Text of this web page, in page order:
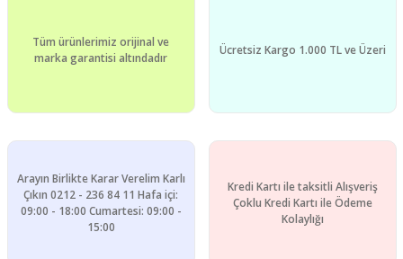
Tüm ürünlerimiz orijinal ve
marka garantisi altındadır
Ücretsiz Kargo 1.000 TL ve Üzeri
Arayın Birlikte Karar Verelim Karlı
Çıkın 0212 - 236 84 11 Hafa içi:
09:00 - 18:00 Cumartesi: 09:00 -
15:00
Kredi Kartı ile taksitli Alışveriş
Çoklu Kredi Kartı ile Ödeme
Kolaylığı